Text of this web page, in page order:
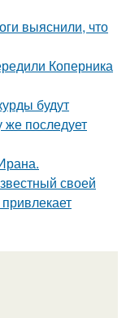
выяснили, что
Коперника
будут
же последует
своей